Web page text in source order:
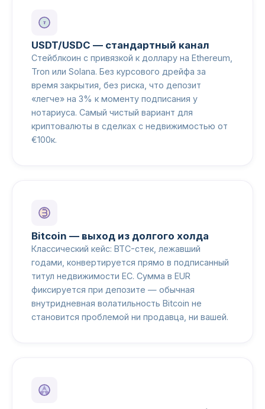
₮
USDT/USDC — стандартный канал
Стейблкоин с привязкой к доллару на Ethereum,
Tron или Solana. Без курсового дрейфа за
время закрытия, без риска, что депозит
«легче» на 3% к моменту подписания у
нотариуса. Самый чистый вариант для
криптовалюты в сделках с недвижимостью от
€100к.
Bitcoin — выход из долгого холда
Классический кейс: BTC-стек, лежавший
годами, конвертируется прямо в подписанный
титул недвижимости ЕС. Сумма в EUR
фиксируется при депозите — обычная
внутридневная волатильность Bitcoin не
становится проблемой ни продавца, ни вашей.